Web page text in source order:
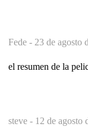
Fede - 23 de agosto
el resumen de la
steve - 12 de agosto